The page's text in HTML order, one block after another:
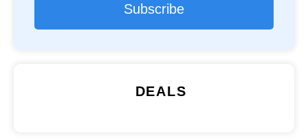
Subscribe
DEALS